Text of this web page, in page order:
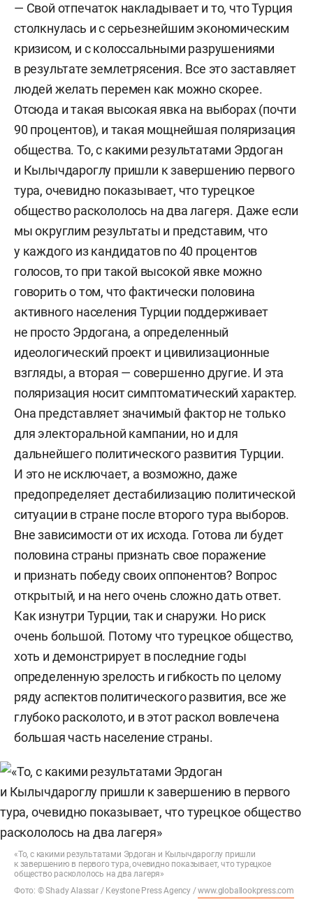
стратегического видения (ГСВ) «Россия –
исламский мир».
— Свой отпечаток накладывает и то, что Турция
столкнулась и с серьезнейшим экономическим
кризисом, и с колоссальными разрушениями
в результате землетрясения. Все это заставляет
людей желать перемен как можно скорее.
Отсюда и такая высокая явка на выборах (почти
90 процентов), и такая мощнейшая поляризация
общества. То, с какими результатами Эрдоган
и Кылычдароглу пришли к завершению первого
тура, очевидно показывает, что турецкое
общество раскололось на два лагеря. Даже если
мы округлим результаты и представим, что
у каждого из кандидатов по 40 процентов
голосов, то при такой высокой явке можно
говорить о том, что фактически половина
активного населения Турции поддерживает
не просто Эрдогана, а определенный
идеологический проект и цивилизационные
взгляды, а вторая — совершенно другие. И эта
поляризация носит симптоматический характер.
Она представляет значимый фактор не только
для электоральной кампании, но и для
дальнейшего политического развития Турции.
И это не исключает, а возможно, даже
предопределяет дестабилизацию политической
ситуации в стране после второго тура выборов.
Вне зависимости от их исхода. Готова ли будет
половина страны признать свое поражение
и признать победу своих оппонентов? Вопрос
открытый, и на него очень сложно дать ответ.
Как изнутри Турции, так и снаружи. Но риск
очень большой. Потому что турецкое общество,
хоть и демонстрирует в последние годы
определенную зрелость и гибкость по целому
ряду аспектов политического развития, все же
глубоко расколото, и в этот раскол вовлечена
большая часть население страны.
«То, с какими результатами Эрдоган и Кылычдароглу пришли
к завершению в первого тура, очевидно показывает, что турецкое
общество раскололось на два лагеря»
Фото: © Shady Alassar / Keystone Press Agency /www.globallookpress.com